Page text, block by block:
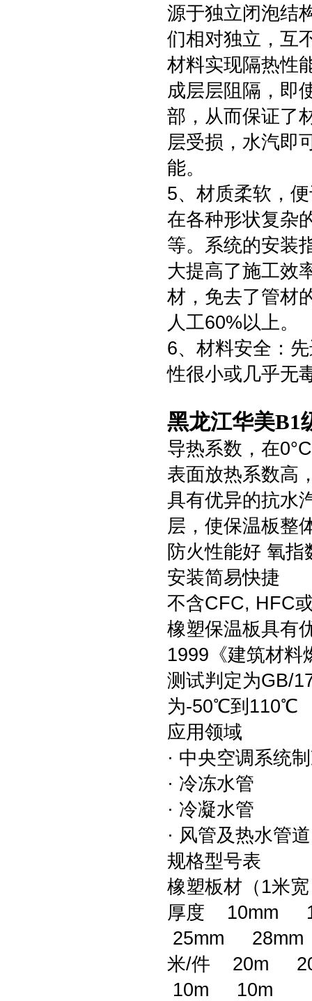
源于独立闭泡结
们相对独立，互
材料实现隔热性
成层层阻隔，即
部，从而保证了
层受损，水汽即
能。
5、材质柔软，
在各种形状复杂
等。系统的安装
大提高了施工效
材，免去了管材
人工60%以上。
6、材料安全：
性很小或几乎无
黑龙江华美B1
导热系数，在
表面放热系数高
具有优异的抗水
层，使保温板整
防火性能好 氧指
安装简易快捷
不含CFC, HFC
橡塑保温板具有
1999《建筑材料
测试判定为GB/
为-50℃到110℃
应用领域
· 中央空调系统
· 冷冻水管
· 冷凝水管
· 风管及热水管
规格型号表
橡塑板材（1米
厚度 10mm
25mm
米/件 20m
10m 10m